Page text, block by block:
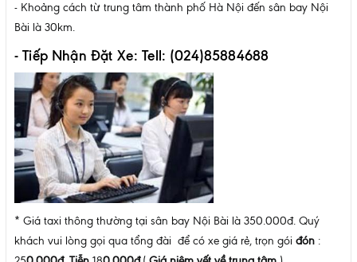
- Khoảng cách từ trung tâm thành phố Hà Nội đến sân bay Nội
Bài là 30km.
- Tiếp Nhận Đặt Xe: Tell: (024)85884688
* Giá taxi thông thường tại sân bay Nội Bài là 350.000đ. Quý
khách vui lòng gọi qua tổng đài để có xe giá rẻ, trọn gói đón :